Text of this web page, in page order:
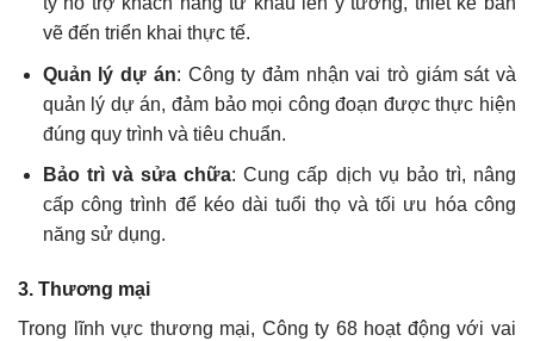
vẽ đến triển khai thực tế.
Quản lý dự án: Công ty đảm nhận vai trò giám sát và
quản lý dự án, đảm bảo mọi công đoạn được thực hiện
đúng quy trình và tiêu chuẩn.
Bảo trì và sửa chữa: Cung cấp dịch vụ bảo trì, nâng
cấp công trình để kéo dài tuổi thọ và tối ưu hóa công
năng sử dụng.
3. Thương mại
Trong lĩnh vực thương mại, Công ty 68 hoạt động với vai